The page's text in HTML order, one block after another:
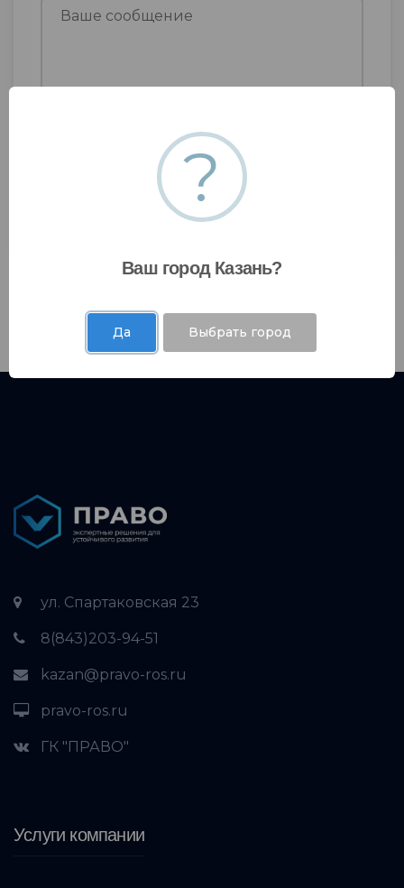
Я даю согласие наобработку моих
персональных данных
ул. Спартаковская 23
8(843)203-94-51
kazan@pravo-ros.ru
pravo-ros.ru
ГК "ПРАВО"
Услуги компании
?
Ваш город Казань?
Да Выбрать город